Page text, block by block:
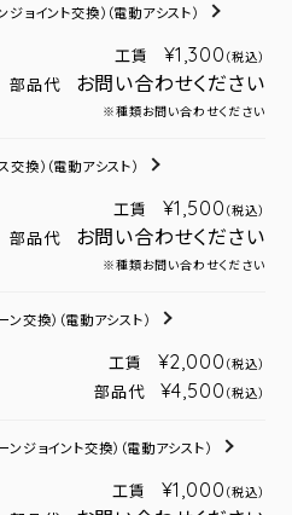
ジョイント交換） （電動アシスト）
工賃 ¥1,300 （税込）
部品代 お問い合わせください
※種類お問い合わせください
交換） （電動アシスト）
工賃 ¥1,500 （税込）
部品代 お問い合わせください
※種類お問い合わせください
ン交換） （電動アシスト）
工賃 ¥2,000 （税込）
部品代 ¥4,500 （税込）
ンジョイント交換） （電動アシスト）
工賃 ¥1,000 （税込）